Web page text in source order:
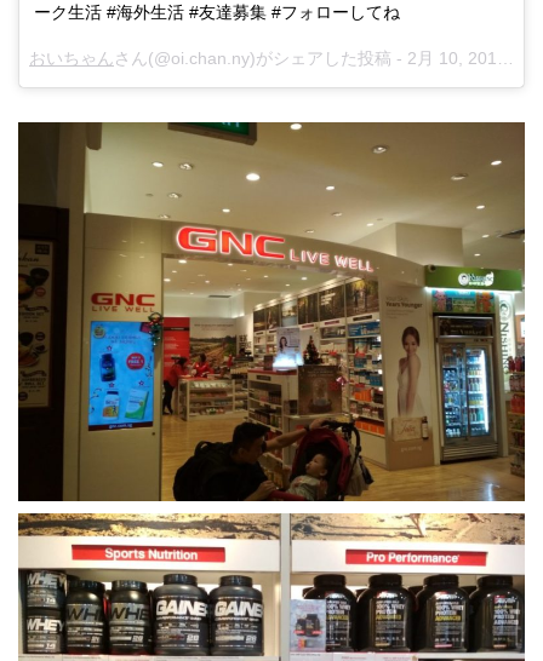
ーク生活 #海外生活 #友達募集 #フォローしてね
おいちゃんさん(@oi.chan.ny)がシェアした投稿 - 2月 10, 2018 at 12:17午後 PST